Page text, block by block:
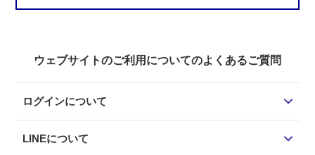
ウェブサイトのご利用についてのよくあるご質問
ログインについて
LINEについて